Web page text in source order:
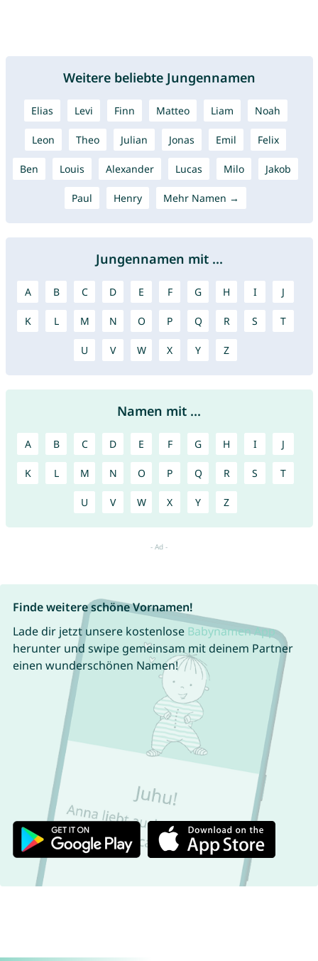
Weitere beliebte Jungennamen
Elias Levi Finn Matteo Liam Noah
Leon Theo Julian Jonas Emil Felix
Ben Louis Alexander Lucas Milo Jakob
Paul Henry Mehr Namen →
Jungennamen mit ...
A B C D E F G H I J
K L M N O P Q R S T
U V W X Y Z
Namen mit ...
A B C D E F G H I J
K L M N O P Q R S T
U V W X Y Z
Finde weitere schöne Vornamen!
Lade dir jetzt unsere kostenlose Babynamen App
herunter und swipe gemeinsam mit deinem Partner
einen wunderschönen Namen!